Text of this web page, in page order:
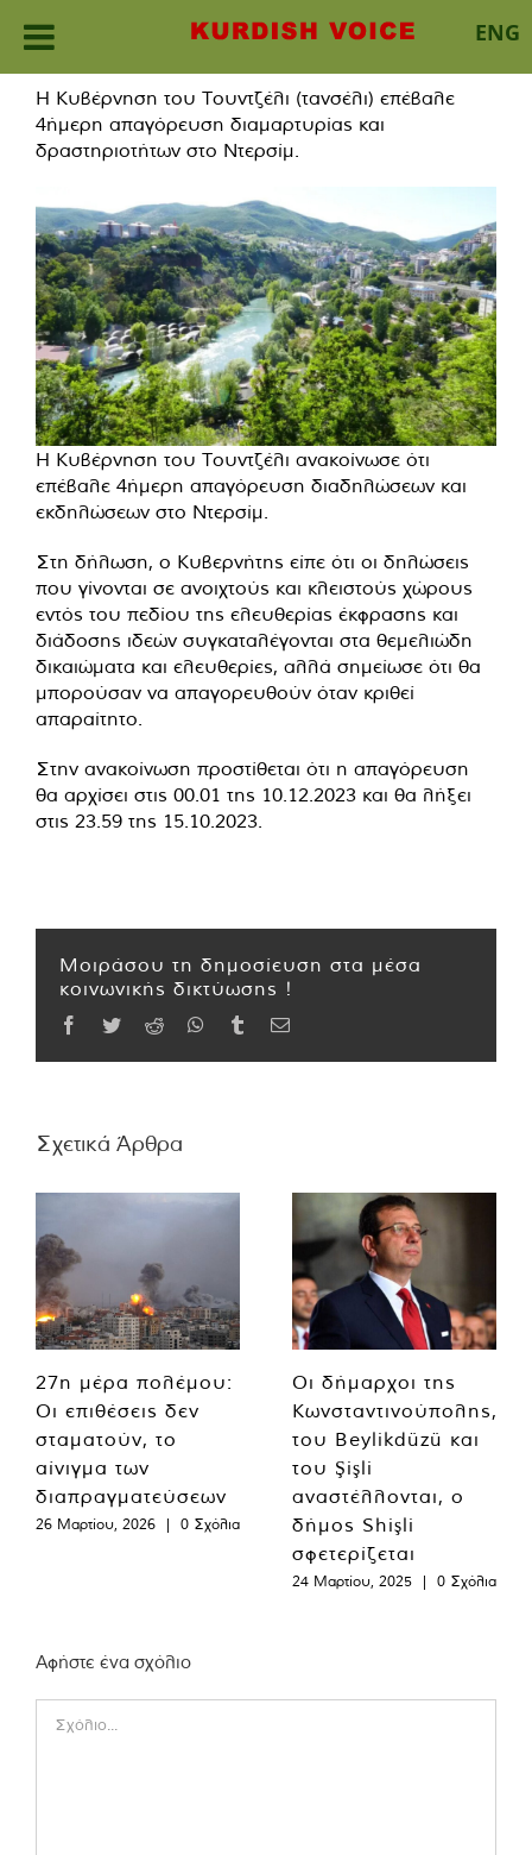
ENG
content
Η Κυβέρνηση του Τουντζέλι (τανσέλι) επέβαλε
4ήμερη απαγόρευση διαμαρτυρίας και
δραστηριοτήτων στο Ντερσίμ.
Η Κυβέρνηση του Τουντζέλι ανακοίνωσε ότι
επέβαλε 4ήμερη απαγόρευση διαδηλώσεων και
εκδηλώσεων στο Ντερσίμ.
Στη δήλωση, ο Κυβερνήτης είπε ότι οι δηλώσεις
που γίνονται σε ανοιχτούς και κλειστούς χώρους
εντός του πεδίου της ελευθερίας έκφρασης και
διάδοσης ιδεών συγκαταλέγονται στα θεμελιώδη
δικαιώματα και ελευθερίες, αλλά σημείωσε ότι θα
μπορούσαν να απαγορευθούν όταν κριθεί
απαραίτητο.
Στην ανακοίνωση προστίθεται ότι η απαγόρευση
θα αρχίσει στις 00.01 της 10.12.2023 και θα λήξει
στις 23.59 της 15.10.2023.
Μοιράσου τη δημοσίευση στα μέσα
κοινωνικής δικτύωσης !
Facebook
TwitterReddit WhatsApp
TumblrEmail
Σχετικά Άρθρα
27η μέρα πολέμου:
Οι επιθέσεις δεν
σταματούν, το
αίνιγμα των
διαπραγματεύσεων
26 Μαρτίου, 2026 | 0 Σχόλια
Οι δήμαρχοι της
Κωνσταντινούπολης,
του Beylikdüzü και
του Şişli
αναστέλλονται, ο
δήμος Shişli
σφετερίζεται
24 Μαρτίου, 2025 | 0 Σχόλια
Αφήστε ένα σχόλιο